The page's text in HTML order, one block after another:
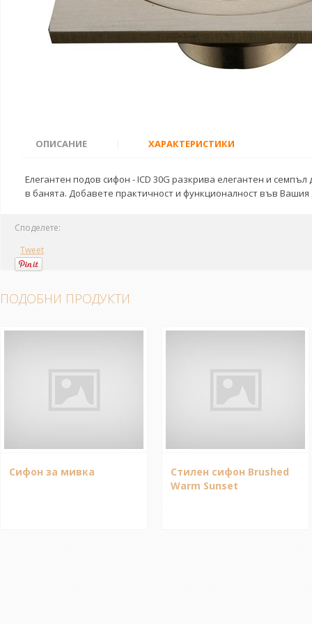
ОПИСАНИЕ ХАРАКТЕРИСТИКИ
Елегантен подов сифон - ICD 30G разкрива елегантен и
в банята. Добавете практичност и функционалност във Вашия
Споделете:
Tweet
ПОДОБНИ ПРОДУКТИ
Сифон за мивка
Стилен сифон Brushed
Warm Sunset